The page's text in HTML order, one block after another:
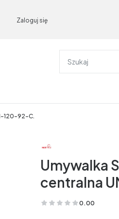
Zaloguj się
120-92-C.
Umywalka
centralna
0.00
(Oceny: 0